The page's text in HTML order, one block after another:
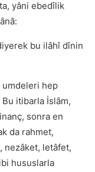
yâni ebedîlik
bu ilâhî dînin
umdeleri hep
Bu itibarla İslâm,
sonra en
da rahmet,
nezâket, letâfet,
hususlarla